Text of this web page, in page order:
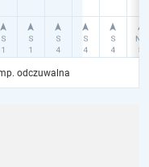
odczuwalna